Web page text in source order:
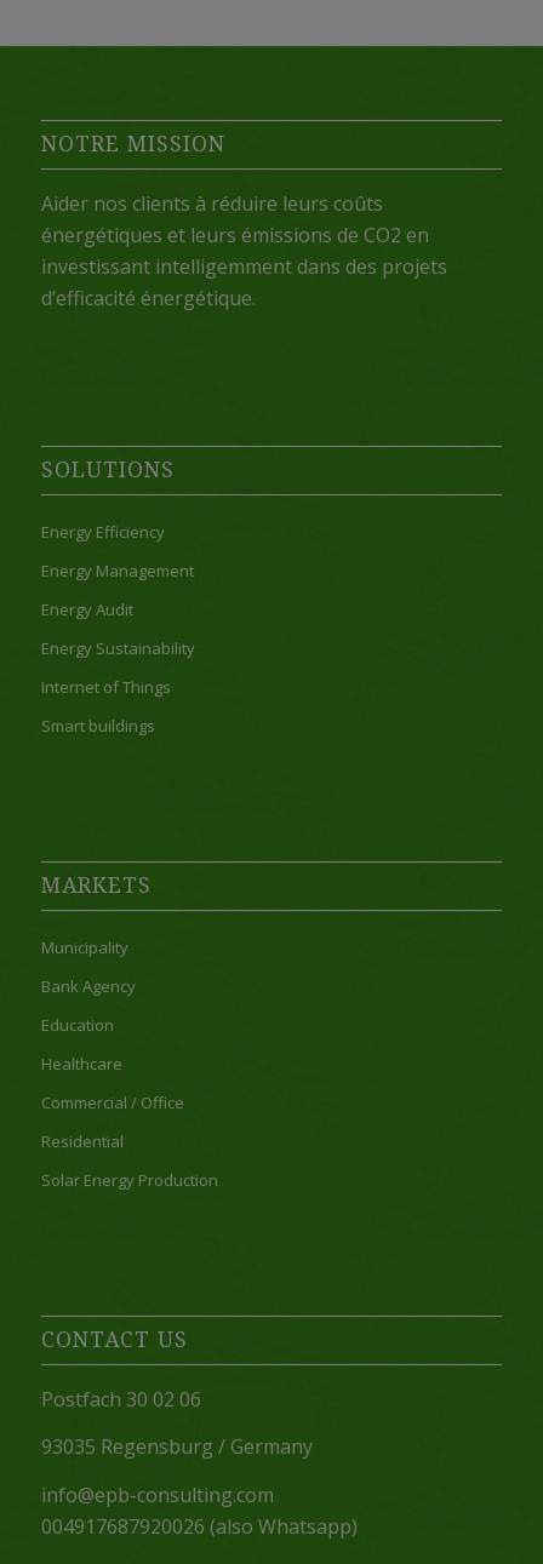
NOTRE MISSION
Aider nos clients à réduire leurs coûts
énergétiques et leurs émissions de CO2 en
investissant intelligemment dans des projets
d’efficacité énergétique.
SOLUTIONS
Energy Efficiency
Energy Management
Energy Audit
Energy Sustainability
Internet of Things
Smart buildings
MARKETS
Municipality
Bank Agency
Education
Healthcare
Commercial / Office
Residential
Solar Energy Production
CONTACT US
Postfach 30 02 06
93035 Regensburg / Germany
info@epb-consulting.com
004917687920026 (also Whatsapp)